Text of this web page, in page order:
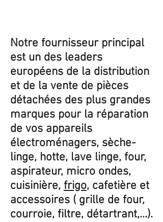
Notre fournisseur principal
est un des leaders
européens de la distribution
et de la vente de pièces
détachées des plus grandes
marques pour la réparation
de vos appareils
électroménagers, sèche-
linge, hotte, lave linge, four,
aspirateur, micro ondes,
cuisinière, frigo, cafetière et
accessoires ( grille de four,
courroie, filtre, détartrant,...).